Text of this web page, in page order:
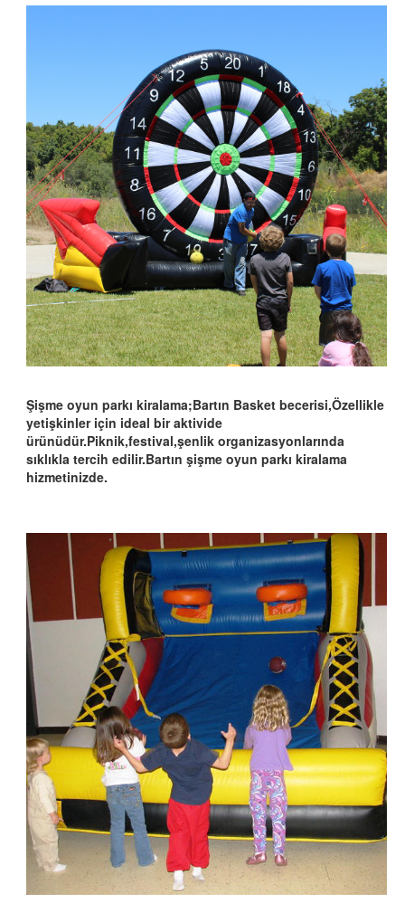
Şişme oyun parkı kiralama;Bartın Basket becerisi,Özellikle
yetişkinler için ideal bir aktivide
ürünüdür.Piknik,festival,şenlik organizasyonlarında
sıklıkla tercih edilir.Bartın şişme oyun parkı kiralama
hizmetinizde.